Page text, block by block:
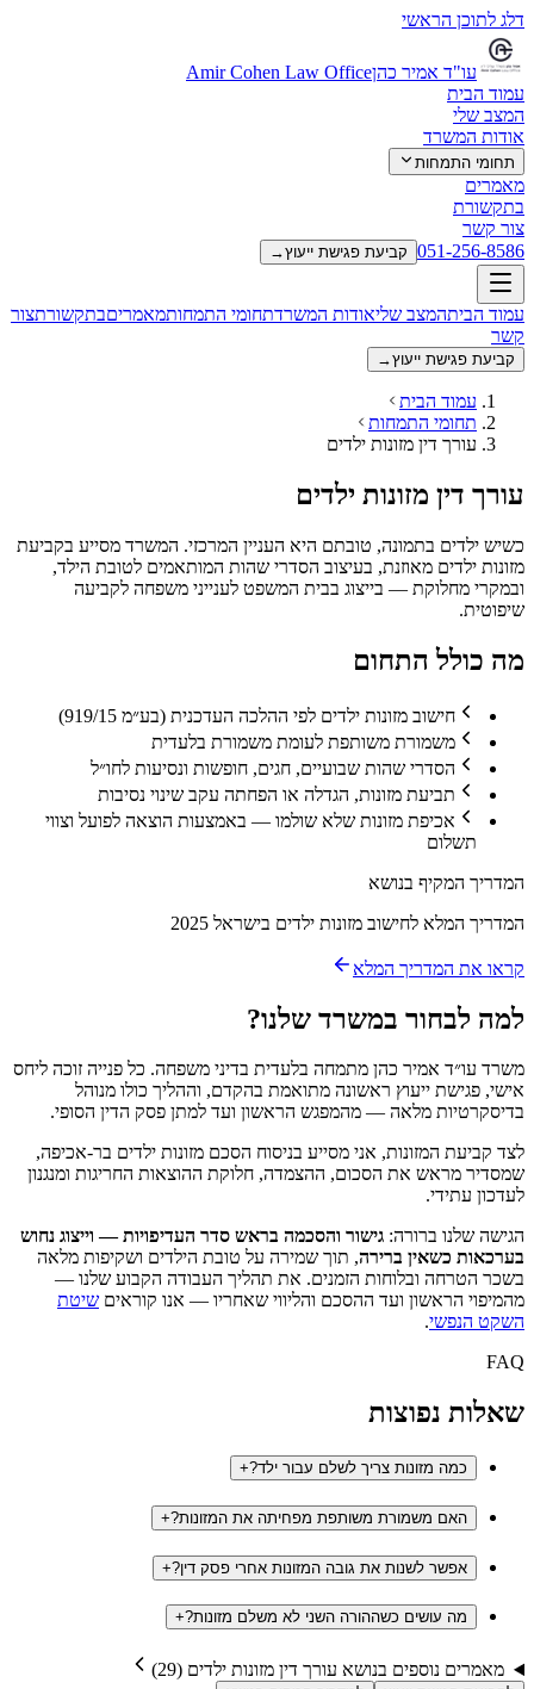
דלג לתוכן הראשי
עו"ד אמיר כהןAmir Cohen Law Office
עמוד הבית
המצב שלי
אודות המשרד
תחומי התמחות
מאמרים
בתקשורת
צור קשר
051-256-8586 קביעת פגישת ייעוץ→
עמוד הביתהמצב שליאודות המשרדתחומי התמחותמאמריםבתקשורתצור
קשר
קביעת פגישת ייעוץ→
עמוד הבית
תחומי התמחות
עורך דין מזונות ילדים
עורך דין מזונות ילדים
כשיש ילדים בתמונה, טובתם היא העניין המרכזי. המשרד מסייע בקביעת
מזונות ילדים מאוזנת, בעיצוב הסדרי שהות המותאמים לטובת הילד,
ובמקרי מחלוקת — בייצוג בבית המשפט לענייני משפחה לקביעה
שיפוטית.
מה כולל התחום
חישוב מזונות ילדים לפי ההלכה העדכנית (בע״מ 919/15)
משמורת משותפת לעומת משמורת בלעדית
הסדרי שהות שבועיים, חגים, חופשות ונסיעות לחו״ל
תביעת מזונות, הגדלה או הפחתה עקב שינוי נסיבות
אכיפת מזונות שלא שולמו — באמצעות הוצאה לפועל וצווי
תשלום
המדריך המקיף בנושא
המדריך המלא לחישוב מזונות ילדים בישראל 2025
קראו את המדריך המלא
למה לבחור במשרד שלנו?
משרד עו״ד אמיר כהן מתמחה בלעדית בדיני משפחה. כל פנייה זוכה ליחס
אישי, פגישת ייעוץ ראשונה מתואמת בהקדם, וההליך כולו מנוהל
בדיסקרטיות מלאה — מהמפגש הראשון ועד למתן פסק הדין הסופי.
לצד קביעת המזונות, אני מסייע בניסוח הסכם מזונות ילדים בר-אכיפה,
שמסדיר מראש את הסכום, ההצמדה, חלוקת ההוצאות החריגות ומנגנון
לעדכון עתידי.
הגישה שלנו ברורה: גישור והסכמה בראש סדר העדיפויות — וייצוג נחוש
בערכאות כשאין ברירה, תוך שמירה על טובת הילדים ושקיפות מלאה
בשכר הטרחה ובלוחות הזמנים. את תהליך העבודה הקבוע שלנו —
מהמיפוי הראשון ועד ההסכם והליווי שאחריו — אנו קוראים שיטת
השקט הנפשי.
FAQ
שאלות נפוצות
כמה מזונות צריך לשלם עבור ילד?+
האם משמורת משותפת מפחיתה את המזונות?+
אפשר לשנות את גובה המזונות אחרי פסק דין?+
מה עושים כשההורה השני לא משלם מזונות?+
מאמרים נוספים בנושא עורך דין מזונות ילדים (
29
)